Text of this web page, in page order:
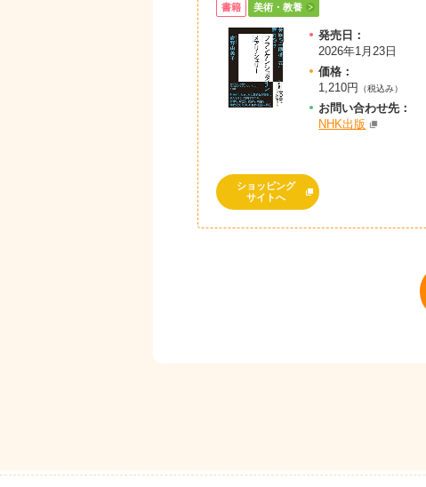
書籍 美術・教養
発売日：
2026年1月23日
価格：
1,210円
（税込み）
お問い合わせ先：
NHK出版
ショッピング
サイトへ